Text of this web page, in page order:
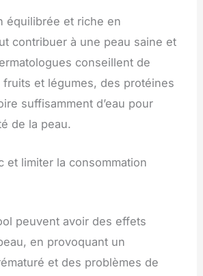
équilibrée et riche en
contribuer à une peau saine et
conseillent de
fruits et légumes, des protéines
suffisamment d’eau pour
de la peau.
et limiter la consommation
peuvent avoir des effets
en provoquant un
et des problèmes de